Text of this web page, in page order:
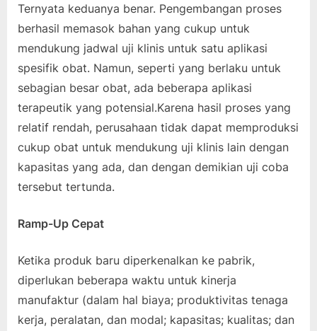
Ternyata keduanya benar. Pengembangan proses
berhasil memasok bahan yang cukup untuk
mendukung jadwal uji klinis untuk satu aplikasi
spesifik obat. Namun, seperti yang berlaku untuk
sebagian besar obat, ada beberapa aplikasi
terapeutik yang potensial.Karena hasil proses yang
relatif rendah, perusahaan tidak dapat memproduksi
cukup obat untuk mendukung uji klinis lain dengan
kapasitas yang ada, dan dengan demikian uji coba
tersebut tertunda.
Ramp-Up Cepat
Ketika produk baru diperkenalkan ke pabrik,
diperlukan beberapa waktu untuk kinerja
manufaktur (dalam hal biaya; produktivitas tenaga
kerja, peralatan, dan modal; kapasitas; kualitas; dan